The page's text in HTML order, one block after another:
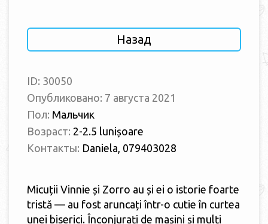
Назад
ID: 30050
Опубликовано: 7 августа 2021
Пол: Мальчик
Возраст: 2-2.5 lunișoare
Контакты: Daniela, 079403028
Micuții Vinnie și Zorro au și ei o istorie foarte
tristă — au fost aruncați într-o cutie în curtea
unei biserici. Înconjurați de mașini și mulți